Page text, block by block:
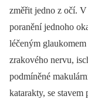
změřit jedno z očí. V
poranění jednoho
léčeným
zrakového nervu,
podmíněné
katarakty, se stavem